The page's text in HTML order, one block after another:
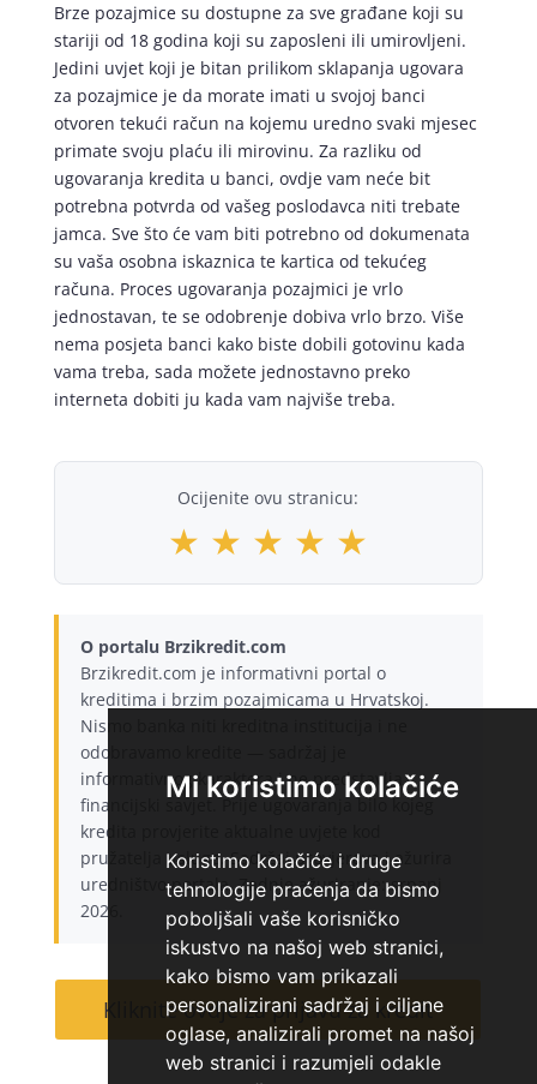
Mi koristimo kolačiće
Koristimo kolačiće i druge
tehnologije praćenja da bismo
poboljšali vaše korisničko
iskustvo na našoj web stranici,
kako bismo vam prikazali
personalizirani sadržaj i ciljane
oglase, analizirali promet na našoj
web stranici i razumjeli odakle
Brze pozajmice su dostupne za sve građane koji su
stariji od 18 godina koji su zaposleni ili umirovljeni.
Jedini uvjet koji je bitan prilikom sklapanja ugovara
za pozajmice je da morate imati u svojoj banci
otvoren tekući račun na kojemu uredno svaki mjesec
primate svoju plaću ili mirovinu. Za razliku od
ugovaranja kredita u banci, ovdje vam neće bit
potrebna potvrda od vašeg poslodavca niti trebate
jamca. Sve što će vam biti potrebno od dokumenata
su vaša osobna iskaznica te kartica od tekućeg
računa. Proces ugovaranja pozajmici je vrlo
jednostavan, te se odobrenje dobiva vrlo brzo. Više
nema posjeta banci kako biste dobili gotovinu kada
vama treba, sada možete jednostavno preko
interneta dobiti ju kada vam najviše treba.
Ocijenite ovu stranicu:
★ ★ ★ ★ ★
O portalu Brzikredit.com
Brzikredit.com je informativni portal o
kreditima i brzim pozajmicama u Hrvatskoj.
Nismo banka niti kreditna institucija i ne
odobravamo kredite — sadržaj je
informativnog karaktera i ne predstavlja
financijski savjet. Prije ugovaranja bilo kojeg
kredita provjerite aktualne uvjete kod
pružatelja usluge. Sadržaj provjerava i ažurira
uredništvo portala. Zadnje ažuriranje: srpanj
2026.
Kliknite ovdje za prijavu za kredit